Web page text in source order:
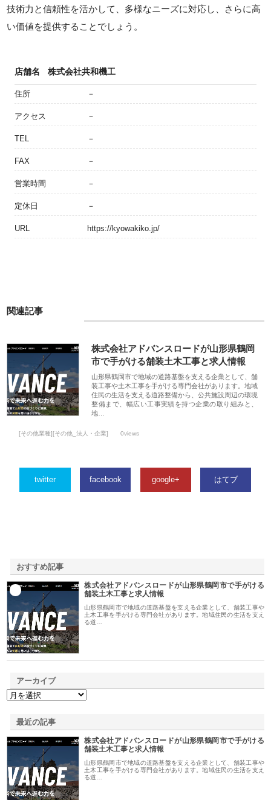
技術力と信頼性を活かして、多様なニーズに対応し、さらに高
い価値を提供することでしょう。
店舗名 株式会社共和機工
住所 －
アクセス －
TEL －
FAX －
営業時間 －
定休日 －
URL https://kyowakiko.jp/
関連記事
株式会社アドバンスロードが山形県鶴岡
市で手がける舗装土木工事と求人情報
山形県鶴岡市で地域の道路基盤を支える企業として、舗
装工事や土木工事を手がける専門会社があります。地域
住民の生活を支える道路整備から、公共施設周辺の環境
整備まで、幅広い工事実績を持つ企業の取り組みと、
地…
[その他業種][その他_法人・企業] 0views
twitter facebook google+ はてブ
おすすめ記事
株式会社アドバンスロードが山形県鶴岡市で手がける
舗装土木工事と求人情報
山形県鶴岡市で地域の道路基盤を支える企業として、舗装工事や
土木工事を手がける専門会社があります。地域住民の生活を支え
る道…
アーカイブ
最近の記事
株式会社アドバンスロードが山形県鶴岡市で手がける
舗装土木工事と求人情報
山形県鶴岡市で地域の道路基盤を支える企業として、舗装工事や
土木工事を手がける専門会社があります。地域住民の生活を支え
る道…